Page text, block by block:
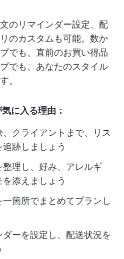
のリマインダー設定、配
のカスタムも可能。数か
でも、直前のお買い得品
でも、あなたのスタイル
。
に入る理由：
クライアントまで、リス
追跡しましょう
理し、好み、アレルギ
添えましょう
箇所でまとめてプランし
ーを設定し、配送状況を